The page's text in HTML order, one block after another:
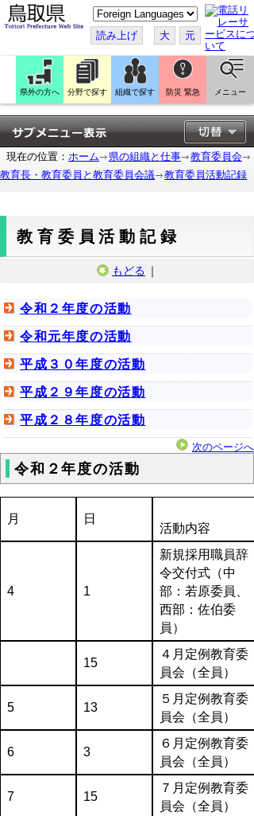
こ
の
ペ
ー
ジ
翻
訳
す
る
読み上げ 大 元
県外の方へ 分野で探す 組織で探す 防災 緊急 メニュー
現在の位置： ホーム 県の組織と仕事
教育委員会
教育長・教育委員と教育委員会議
教育委員活動記録
教育委員活動記録
もどる ｜
令和２年度の活動
令和元年度の活動
平成３０年度の活動
平成２９年度の活動
平成２８年度の活動
次のページへ
令和２年度の活動
月 日
活動内容
4 1
新規採用職員辞
令交付式（中
部：若原委員、
西部：佐伯委
員）
15
４月定例教育委
員会（全員）
5 13
５月定例教育委
員会（全員）
6 3
６月定例教育委
員会（全員）
7 15
７月定例教育委
員会（全員）